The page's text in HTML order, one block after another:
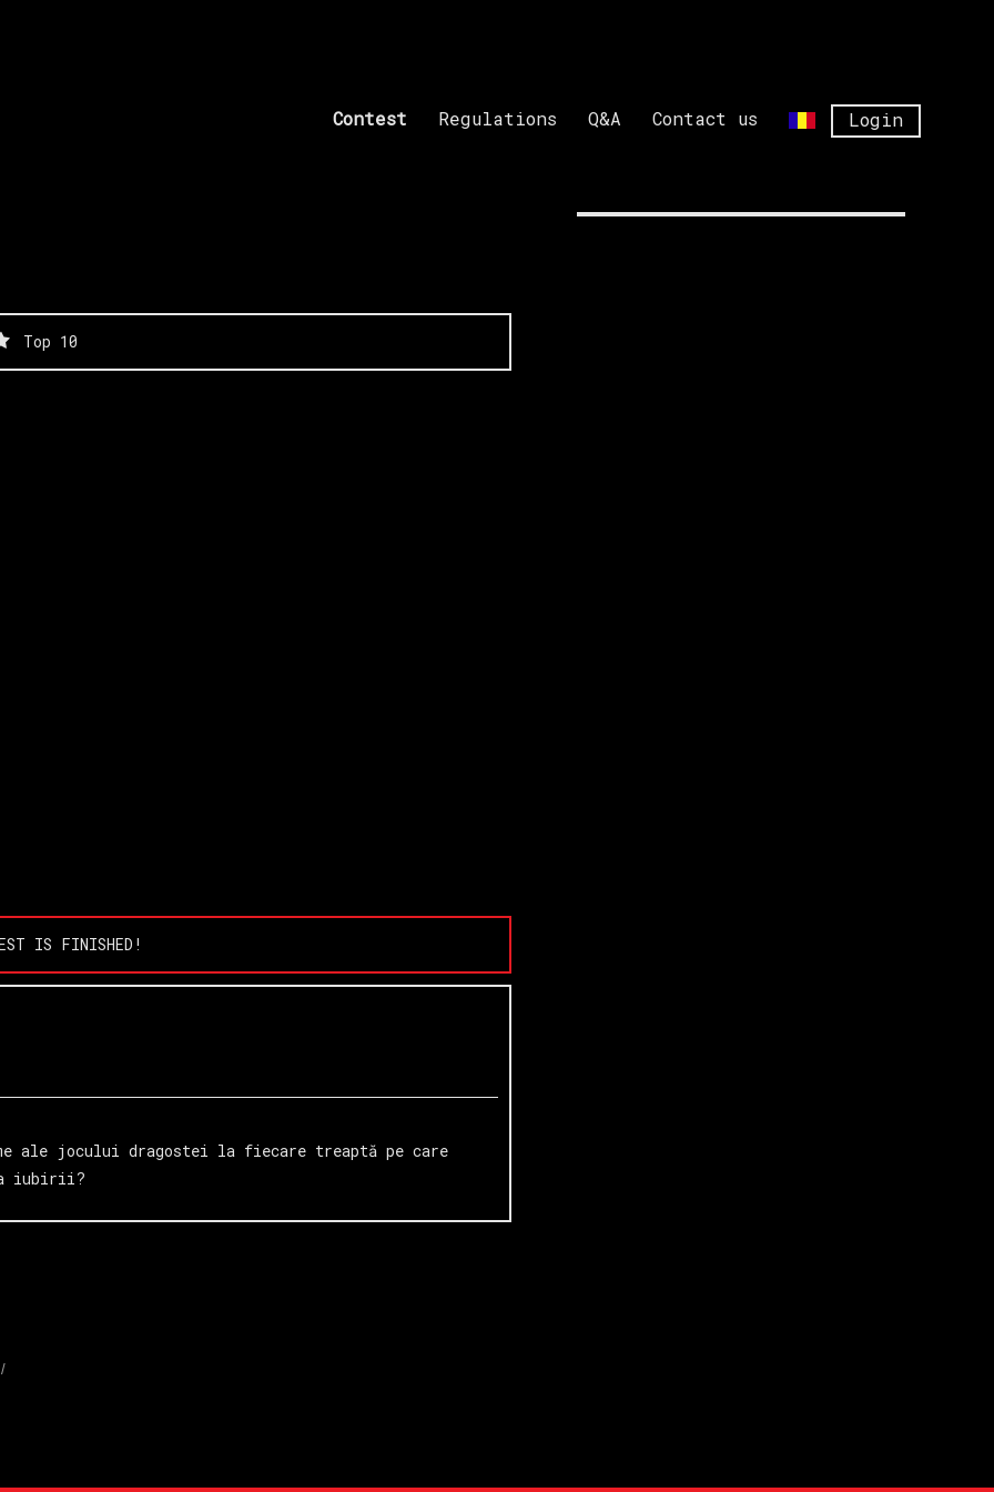
Contest Regulations Q&A Contact us Login
Top 10
IS FINISHED!
ale jocului dragostei la fiecare treaptă pe care
iubirii?